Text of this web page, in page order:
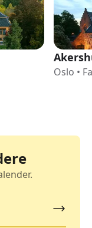
Oslo •